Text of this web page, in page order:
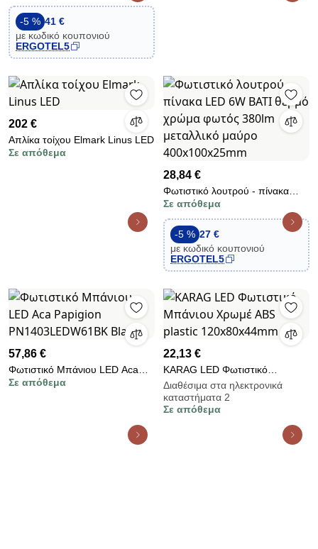
φωτός 3000Κ 520lm αλουμινίου
σε μαύρο χρώμα με βάση &amp;
μήκος 40cm
-5 % 41 €
με κωδικό κουπονιού
ERGOTEL5
202 €
Απλίκα τοίχου Elmark Linus LED
Σε απόθεμα
28,84 €
Φωτιστικό λουτρού - πίνακα
LED 6W BATI θερμό χρώμα
φωτός 380lm μεταλλικό μαύρο
400x100x25mm
Σε απόθεμα
-5 % 27 €
με κωδικό κουπονιού
ERGOTEL5
57,86 €
Φωτιστικό Μπάνιου LED Aca
Papigion PN1403LEDW61BK
Σε απόθεμα
22,13 €
KARAG LED Φωτιστικό
Μπάνιου Χρωμέ ABS plastic
120x80x44mm
Διαθέσιμα στα ηλεκτρονικά
καταστήματα 2
Σε απόθεμα